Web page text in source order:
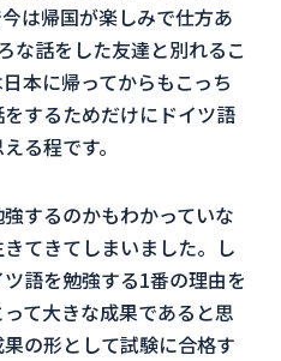
は帰国が楽しみで仕方あ
な話をした友達と別れるこ
本に帰ってからもこっち
するためだけにドイツ語
る程です。
するのかもわかっていな
てきてしまいました。し
語を勉強する1番の理由を
て大きな成果であると思
の形として試験に合格す